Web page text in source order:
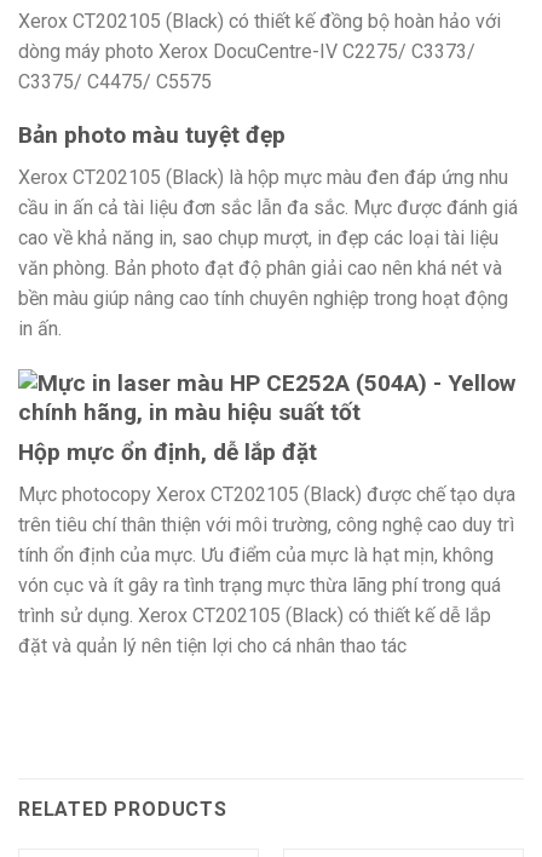
Xerox CT202105 (Black) có thiết kế đồng bộ hoàn hảo với
dòng máy photo Xerox DocuCentre-IV C2275/ C3373/
C3375/ C4475/ C5575
Bản photo màu tuyệt đẹp
Xerox CT202105 (Black) là hộp mực màu đen đáp ứng nhu
cầu in ấn cả tài liệu đơn sắc lẫn đa sắc. Mực được đánh giá
cao về khả năng in, sao chụp mượt, in đẹp các loại tài liệu
văn phòng. Bản photo đạt độ phân giải cao nên khá nét và
bền màu giúp nâng cao tính chuyên nghiệp trong hoạt động
in ấn.
Hộp mực ổn định, dễ lắp đặt
Mực photocopy Xerox CT202105 (Black) được chế tạo dựa
trên tiêu chí thân thiện với môi trường, công nghệ cao duy trì
tính ổn định của mực. Ưu điểm của mực là hạt mịn, không
vón cục và ít gây ra tình trạng mực thừa lãng phí trong quá
trình sử dụng. Xerox CT202105 (Black) có thiết kế dễ lắp
đặt và quản lý nên tiện lợi cho cá nhân thao tác
RELATED PRODUCTS